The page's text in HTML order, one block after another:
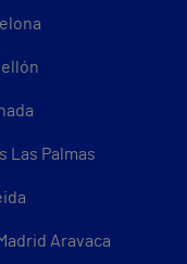
Las Palmas
Aravaca